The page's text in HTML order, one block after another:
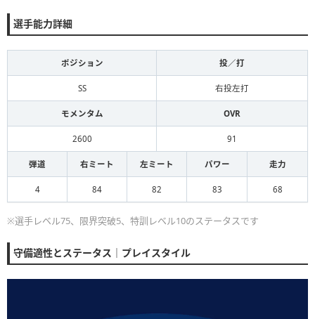
選手能力詳細
ポジション 投／打
SS 右投左打
モメンタム OVR
2600 91
弾道 右ミート 左ミート パワー 走力
4 84 82 83 68
※選手レベル75、限界突破5、特訓レベル10のステータスです
守備適性とステータス｜プレイスタイル